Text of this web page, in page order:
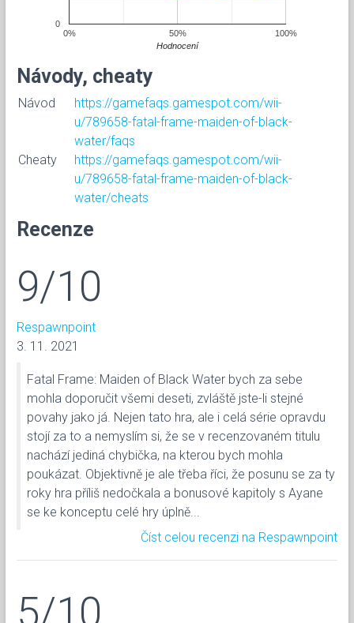
0% 50% 100%
0
Hodnocení
Návody, cheaty
Návod
https://gamefaqs.gamespot.com/wii-
u/789658-fatal-frame-maiden-of-black-
water/faqs
Cheaty
https://gamefaqs.gamespot.com/wii-
u/789658-fatal-frame-maiden-of-black-
water/cheats
Recenze
9/10
Respawnpoint
3. 11. 2021
Fatal Frame: Maiden of Black Water bych za sebe
mohla doporučit všemi deseti, zvláště jste-li stejné
povahy jako já. Nejen tato hra, ale i celá série opravdu
stojí za to a nemyslím si, že se v recenzovaném titulu
nachází jediná chybička, na kterou bych mohla
poukázat. Objektivně je ale třeba říci, že posunu se za ty
roky hra příliš nedočkala a bonusové kapitoly s Ayane
se ke konceptu celé hry úplně...
Číst celou recenzi na Respawnpoint
5/10